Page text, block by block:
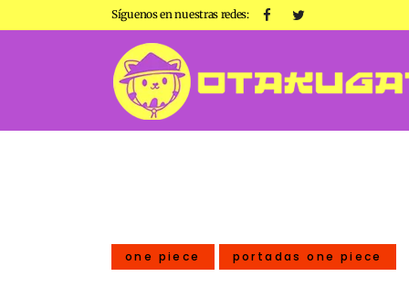
Síguenos en nuestras redes:
one piece portadas one piece